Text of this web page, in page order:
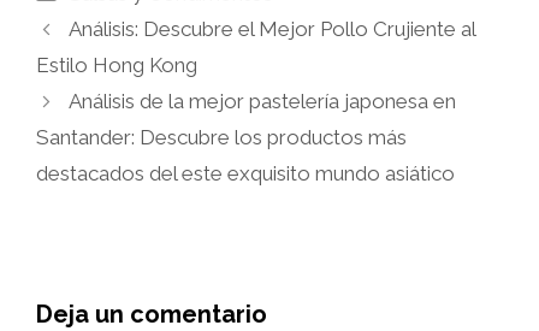
Análisis: Descubre el Mejor Pollo Crujiente al
Estilo Hong Kong
Análisis de la mejor pastelería japonesa en
Santander: Descubre los productos más
destacados del este exquisito mundo asiático
Deja un comentario